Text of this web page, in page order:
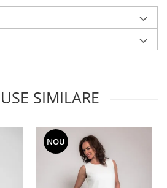
SIMILARE
NOU